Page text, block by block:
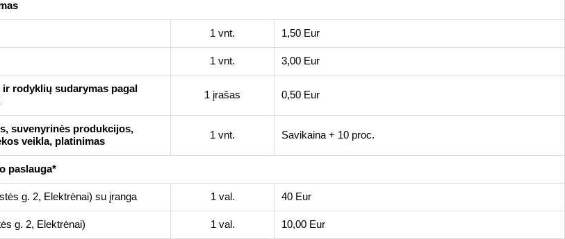
1 vnt. 1,50 Eur
1 vnt. 3,00 Eur
rodyklių sudarymas pagal
1 įrašas 0,50 Eur
suvenyrinės produkcijos,
veikla, platinimas
1 vnt. Savikaina + 10 proc.
paslauga*
g. 2, Elektrėnai) su įranga 1 val. 40 Eur
g. 2, Elektrėnai) 1 val. 10,00 Eur